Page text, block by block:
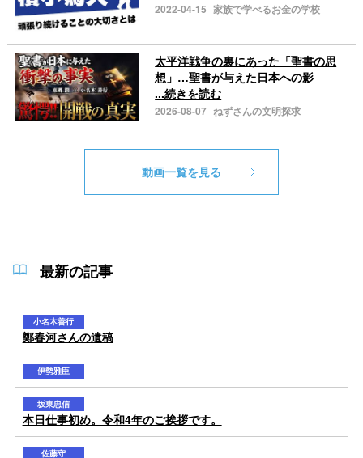
2022-04-15 家族で学べるお金の学校
太平洋戦争の裏にあった「聖書の思
想」…聖書が与えた日本への影
...続きを読む
2026-08-07 ねずさんの文明探求
動画一覧を見る
最新の記事